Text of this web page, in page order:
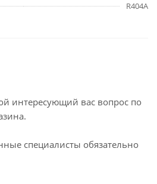
R404A
интересующий вас вопрос по
специалисты обязательно